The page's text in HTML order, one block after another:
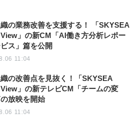
の業務改善を支援する！ 「SKYSEA
」の新CM「AI働き方分析レポー
ビス」篇を公開
11:04
の改善点を見抜く！「SKYSEA
」の新テレビCM「チームの変
放映を開始
11:04